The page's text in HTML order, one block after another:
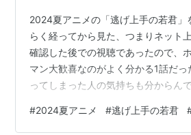
2024夏アニメの「逃げ上手の若君」
らく経ってから見た、つまりネット
確認した後での視聴であったので、
マン大歓喜なのがよく分かる1話だっ
ってしまった人の気持ちも分からん
で、純粋に知識の蓄積として面白い
#2024夏アニメ #逃げ上手の若君